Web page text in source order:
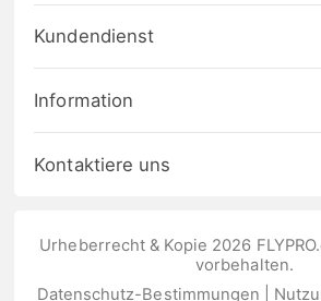
Kundendienst
Information
Kontaktiere uns
Urheberrecht & Kopie 2026
vorbehalten.
Datenschutz-Bestimmungen